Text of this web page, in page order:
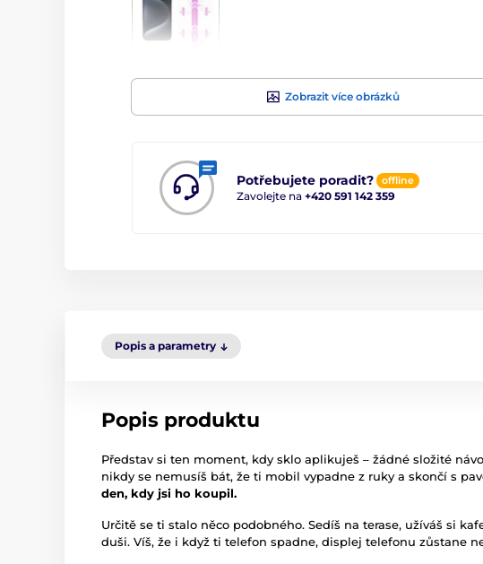
Zobrazit více obrázků
Potřebujete poradit? offline
Zavolejte na +420 591 142 359
Popis a parametry
Popis produktu
Představ si ten moment, kdy sklo aplikuješ – žádné složité
nikdy se nemusíš bát, že ti mobil vypadne z ruky a skončí s
den, kdy jsi ho koupil.
Určitě se ti stalo něco podobného. Sedíš na terase, užíváš si
duši. Víš, že i když ti telefon spadne, displej telefonu zůstane